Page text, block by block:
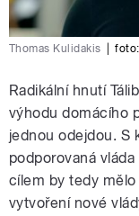
Thomas Kulidakis foto:
Radikální hnutí
výhodu domácího
jednou odejdou. S
podporovaná
cílem by tedy
vytvoření nové